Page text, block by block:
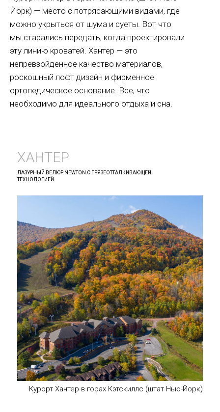
Йорк) — место с потрясающими видами, где
можно укрыться от шума и суеты. Вот что
мы старались передать, когда проектировали
эту линию кроватей. Хантер — это
непревзойденное качество материалов,
роскошный лофт дизайн и фирменное
ортопедическое основание. Все, что
необходимо для идеального отдыха и сна.
ХАНТЕР
ЛАЗУРНЫЙ ВЕЛЮР NEWTON С ГРЯЗЕОТТАЛКИВАЮЩЕЙ
ТЕХНОЛОГИЕЙ
Курорт Хантер в горах Кэтскиллс (штат Нью-Йорк)